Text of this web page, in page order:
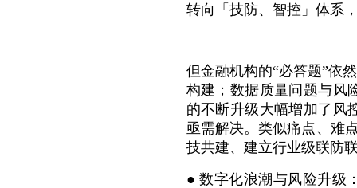
转向「技防、智控」体系
但金融机构的“必答题”依
构建；数据质量问题与风
的不断升级大幅增加了风
亟需解决。类似痛点、难
技共建、建立行业级联防
● 数字化浪潮与风险升级